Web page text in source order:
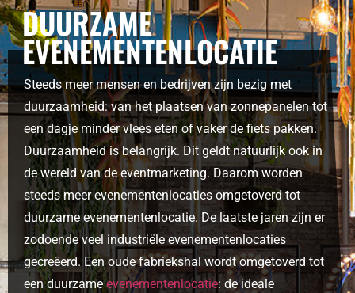
DUURZAME
EVENEMENTENLOCATIE
Steeds meer mensen en bedrijven zijn bezig met
duurzaamheid: van het plaatsen van zonnepanelen tot
een dagje minder vlees eten of vaker de fiets pakken.
Duurzaamheid is belangrijk. Dit geldt natuurlijk ook in
de wereld van de eventmarketing. Daarom worden
steeds meer evenementenlocaties omgetoverd tot
duurzame evenementenlocatie. De laatste jaren zijn er
zodoende veel industriële evenementenlocaties
gecreëerd. Een oude fabriekshal wordt omgetoverd tot
een duurzameevenementenlocatie: de ideale